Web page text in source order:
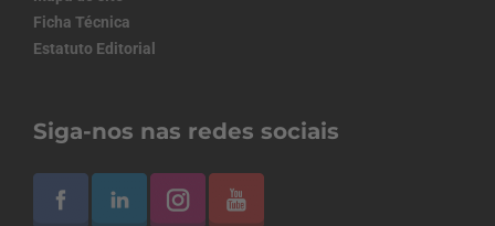
Ficha Técnica
Estatuto Editorial
Siga-nos nas redes sociais